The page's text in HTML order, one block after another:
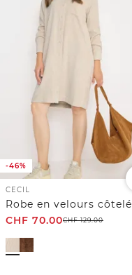
-46%
CECIL
Robe en velours côtelé
CHF 70.00CHF129.00